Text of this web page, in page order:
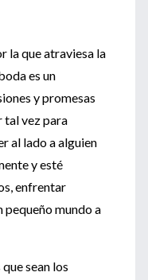
la que atraviesa la
es un
y promesas
tal vez para
al lado a alguien
y esté
enfrentar
mundo a
sean los